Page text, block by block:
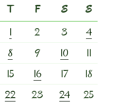
T F S
S
1
2 3
4
8 9 10
11
15 16 17
18
22 23 24
25